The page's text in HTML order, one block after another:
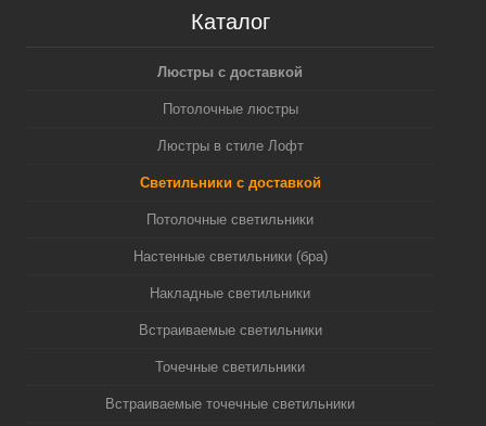
Каталог
Люстры с доставкой
Потолочные люстры
Люстры в стиле Лофт
Светильники с доставкой
Потолочные светильники
Настенные светильники (бра)
Накладные светильники
Встраиваемые светильники
Точечные светильники
Встраиваемые точечные светильники